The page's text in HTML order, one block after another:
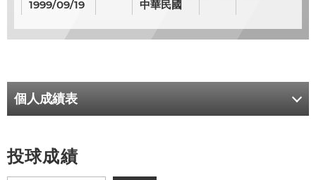
1999/09/19 中華民國
個人成績表
投球成績